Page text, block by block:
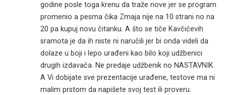
godine posle toga krenu da traže nove jer se program
promenio a pesma čika Zmaja nije na 10 strani no na
20 pa kupuj novu čitanku. A što se tiče Kavčićevih
sramota je da ih niste ni naručili jer bi onda videli da
dolaze u boji i lepo urađeni kao bilo koji udžbenici
drugih izdavača. Ne predaje udžbenik no NASTAVNIK.
A Vi dobijate sve prezentacije urađene, testove ma ni
malim prstom da napišete svoj test ili proveru.